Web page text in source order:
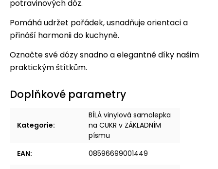
potravinových dóz.
Pomáhá udržet pořádek, usnadňuje orientaci a
přináší harmonii do kuchyně.
Označte své dózy snadno a elegantně díky našim
praktickým štítkům.
Doplňkové parametry
Kategorie:
BÍLÁ vinylová samolepka
na CUKR v ZÁKLADNÍM
písmu
EAN: 08596699001449